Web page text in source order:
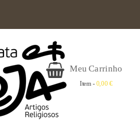
Meu Carrinho
Item - 0,00 €